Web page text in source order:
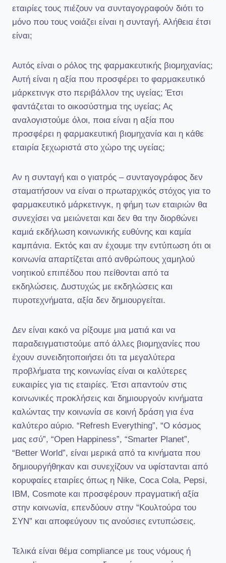
εταιρίες τους πιέζουν να συνταγογραφούν διότι το
μόνο που τους νοιάζει είναι η συνταγή. Αλήθεια έτσι
είναι;
Αυτός είναι ο ρόλος της φαρμακευτικής βιομηχανίας;
Αυτή είναι η αξία που προσφέρει το φαρμακευτικό
μάρκετινγκ στο περιβάλλον της υγείας; Έτσι
φαντάζεται το οικοσύστημα της υγείας; Ας
αναλογιστούμε όλοι, ποια είναι η αξία που
προσφέρει η φαρμακευτική βιομηχανία και η κάθε
εταιρία ξεχωριστά στο χώρο της υγείας;
Αν η συνταγή και ο γιατρός – συνταγογράφος δεν
σταματήσουν να είναι ο πρωταρχικός στόχος για το
φαρμακευτικό μάρκετινγκ, η φήμη των εταιριών θα
συνεχίσει να μειώνεται και δεν θα την διορθώνει
καμιά εκδήλωση κοινωνικής ευθύνης και καμία
καμπάνια. Εκτός και αν έχουμε την εντύπωση ότι οι
κοινωνία απαρτίζεται από ανθρώπους χαμηλού
νοητικού επιπέδου που πείθονται από τα
εκδηλώσεις. Δυστυχώς με εκδηλώσεις και
πυροτεχνήματα, αξία δεν δημιουργείται.
Δεν είναι κακό να ρίξουμε μια ματιά και να
παραδειγματιστούμε από άλλες βιομηχανίες που
έχουν συνειδητοποιήσει ότι τα μεγαλύτερα
προβλήματα της κοινωνίας είναι οι καλύτερες
ευκαιρίες για τις εταιρίες. Έτσι απαντούν στις
κοινωνικές προκλήσεις και δημιουργούν κινήματα
καλώντας την κοινωνία σε κοινή δράση για ένα
καλύτερο αύριο. “Refresh Everything”, “Ο κόσμος
μας εσύ”, “Open Happiness”, “Smarter Planet”,
“Better World”, είναι μερικά από τα κινήματα που
δημιουργήθηκαν και συνεχίζουν να υφίστανται από
κορυφαίες εταιρίες όπως η Nike, Coca Cola, Pepsi,
IBM, Cosmote και προσφέρουν πραγματική αξία
στην κοινωνία, επενδύουν στην “Κουλτούρα του
ΣΥΝ” και αποφεύγουν τις ανούσιες εντυπώσεις.
Τελικά είναι θέμα compliance με τους νόμους ή